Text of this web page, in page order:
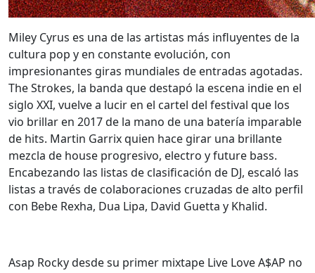
Miley Cyrus es una de las artistas más influyentes de la
cultura pop y en constante evolución, con
impresionantes giras mundiales de entradas agotadas.
The Strokes, la banda que destapó la escena indie en el
siglo XXI, vuelve a lucir en el cartel del festival que los
vio brillar en 2017 de la mano de una batería imparable
de hits. Martin Garrix quien hace girar una brillante
mezcla de house progresivo, electro y future bass.
Encabezando las listas de clasificación de DJ, escaló las
listas a través de colaboraciones cruzadas de alto perfil
con Bebe Rexha, Dua Lipa, David Guetta y Khalid.
Asap Rocky desde su primer mixtape Live Love A$AP no